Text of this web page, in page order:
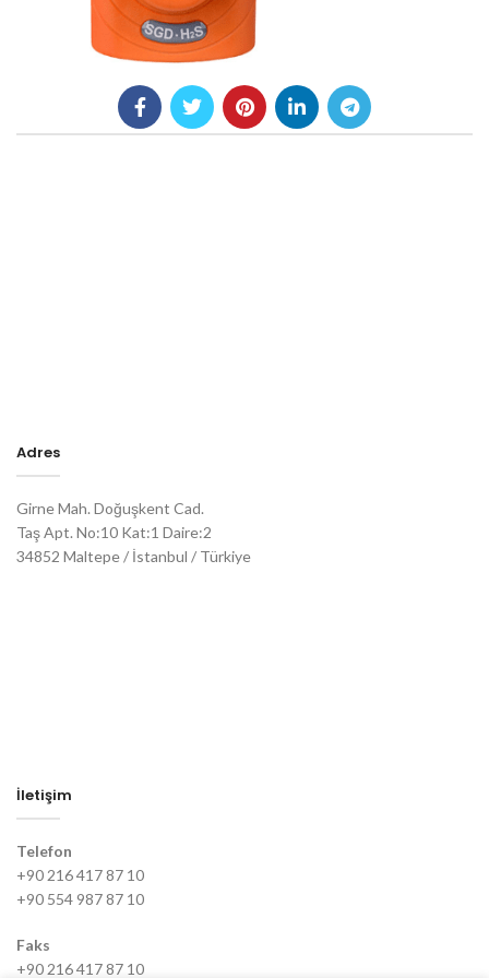
Adres
Girne Mah. Doğuşkent Cad.
Taş Apt. No:10 Kat:1 Daire:2
34852 Maltepe / İstanbul / Türkiye
İletişim
Telefon
+90 216 417 87 10
+90 554 987 87 10
Faks
+90 216 417 87 10